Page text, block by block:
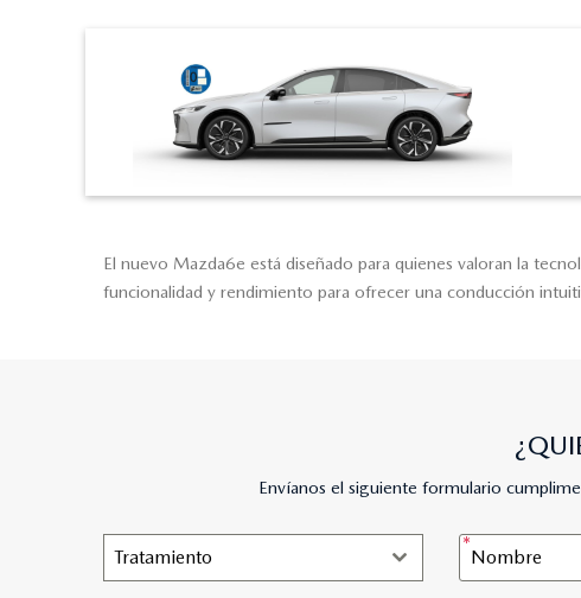
El nuevo Mazda6e está diseñado para quienes valoran la
funcionalidad y rendimiento para ofrecer una conducción
Envíanos el siguiente formulario
Tratamiento